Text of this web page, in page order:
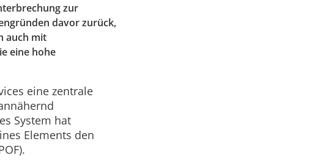
zur
davor zurück,
auch mit
eine hohe
eine zentrale
System hat
Elements den